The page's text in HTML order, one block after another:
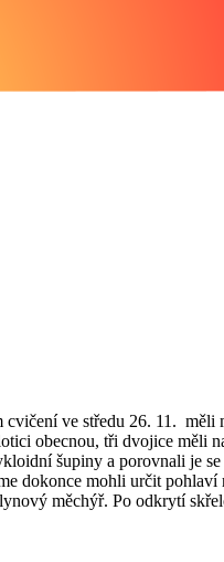
ve středu 26. 11.
obecnou, tři dvojice
šupiny a porovnali je
dokonce mohli určit
měchýř. Po odkrytí